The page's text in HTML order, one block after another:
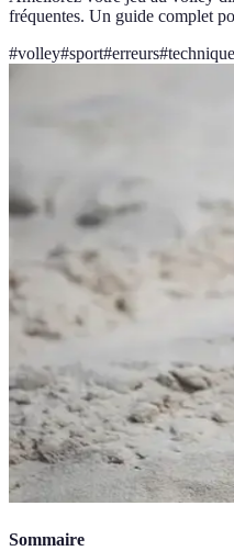
fréquentes. Un guide complet
#volley#sport#erreurs#technique
Sommaire